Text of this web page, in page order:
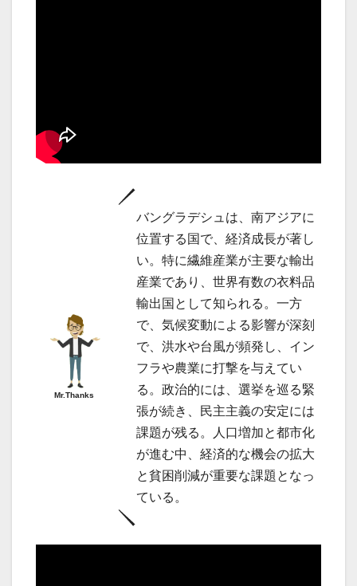
Mr.Thanks
バングラデシュは、南アジアに
位置する国で、経済成長が著し
い。特に繊維産業が主要な輸出
産業であり、世界有数の衣料品
輸出国として知られる。一方
で、気候変動による影響が深刻
で、洪水や台風が頻発し、イン
フラや農業に打撃を与えてい
る。政治的には、選挙を巡る緊
張が続き、民主主義の安定には
課題が残る。人口増加と都市化
が進む中、経済的な機会の拡大
と貧困削減が重要な課題となっ
ている。